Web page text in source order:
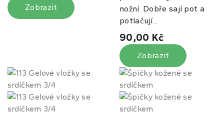
Zobrazit
nožní. Dobře sají pot a
potlačují...
90,00 Kč
Zobrazit